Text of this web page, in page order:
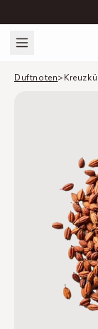
Duftnoten>